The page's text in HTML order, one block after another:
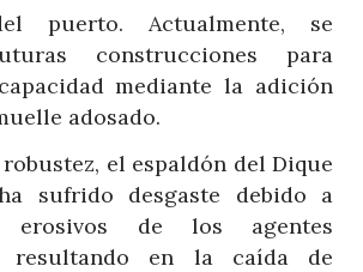
puerto. Actualmente, se
construcciones para
mediante la adición
adosado.
el espaldón del Dique
sufrido desgaste debido a
erosivos de los agentes
resultando en la caída de